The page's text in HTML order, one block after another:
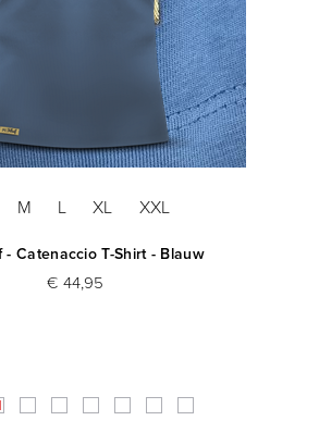
M L XL XXL
- Catenaccio T-Shirt - Blauw
€ 44,95